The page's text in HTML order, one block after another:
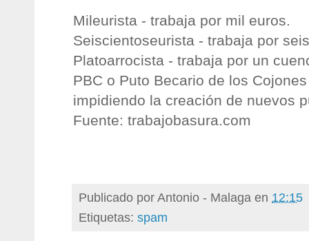
Mileurista - trabaja por mil euros.
Seiscientoseurista - trabaja por
Platoarrocista - trabaja por un
PBC o Puto Becario de los
impidiendo la creación de nuevos
Fuente: trabajobasura.com
Publicado porAntonio - Malaga en 12:15
Etiquetas: spam